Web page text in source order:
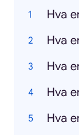
Hva
Hva
Hva
Hva
Hva